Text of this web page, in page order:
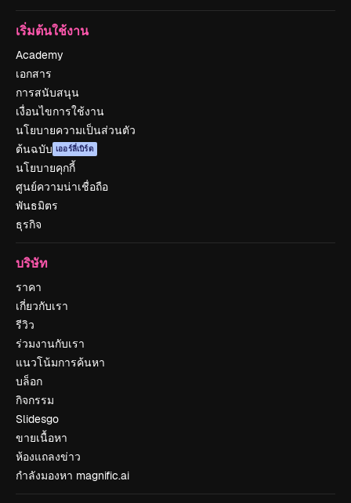
เริ่มต้นใช้งาน
Academy
เอกสาร
การสนับสนุน
เงื่อนไขการใช้งาน
นโยบายความเป็นส่วนตัว
ต้นฉบับ เออร์ลี่เบิร์ด
นโยบายคุกกี้
ศูนย์ความน่าเชื่อถือ
พันธมิตร
ธุรกิจ
บริษัท
ราคา
เกี่ยวกับเรา
รีวิว
ร่วมงานกับเรา
แนวโน้มการค้นหา
บล็อก
กิจกรรม
Slidesgo
ขายเนื้อหา
ห้องแถลงข่าว
กำลังมองหา magnific.ai